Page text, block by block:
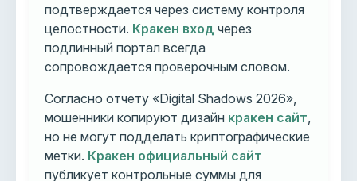
подтверждается через систему контроля
целостности. Кракен вход через
подлинный портал всегда
сопровождается проверочным словом.
Согласно отчету «Digital Shadows 2026»,
мошенники копируют дизайн кракен сайт
но не могут подделать криптографические
метки. Кракен официальный сайт
публикует контрольные суммы для